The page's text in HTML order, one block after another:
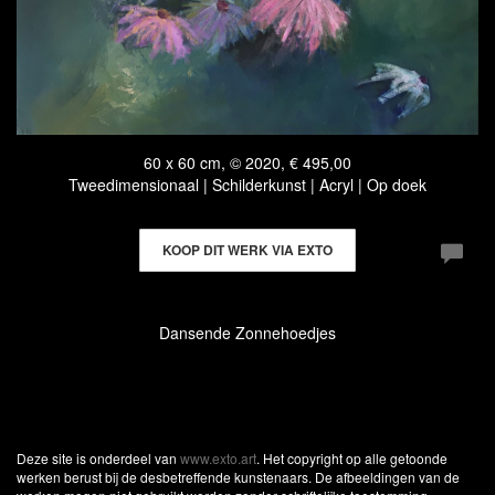
60 x 60 cm, © 2020, € 495,00
Tweedimensionaal | Schilderkunst | Acryl | Op doek
KOOP DIT WERK VIA EXTO
Dansende Zonnehoedjes
Deze site is onderdeel van www.exto.art. Het copyright op alle getoonde
werken berust bij de desbetreffende kunstenaars. De afbeeldingen van de